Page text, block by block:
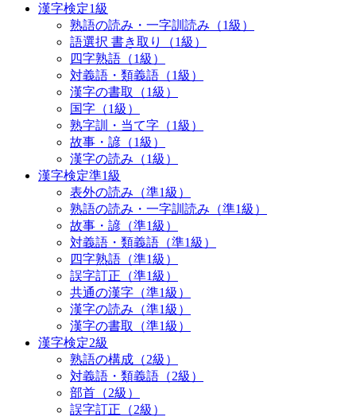
漢字検定1級
熟語の読み・一字訓読み（1級）
語選択 書き取り（1級）
四字熟語（1級）
対義語・類義語（1級）
漢字の書取（1級）
国字（1級）
熟字訓・当て字（1級）
故事・諺（1級）
漢字の読み（1級）
漢字検定準1級
表外の読み（準1級）
熟語の読み・一字訓読み（準1級）
故事・諺（準1級）
対義語・類義語（準1級）
四字熟語（準1級）
誤字訂正（準1級）
共通の漢字（準1級）
漢字の読み（準1級）
漢字の書取（準1級）
漢字検定2級
熟語の構成（2級）
対義語・類義語（2級）
部首（2級）
誤字訂正（2級）